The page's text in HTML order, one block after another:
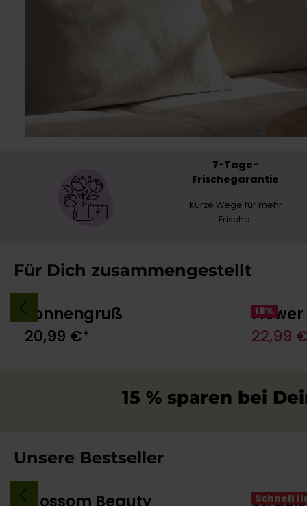
7-Tage-
Frischegarantie
Kurze Wege für mehr
Frische.
Produktgalerie überspringen
Für Dich zusammengestellt
In den Warenkorb
Sonnengruß
20,99 €*
18%
22,99
15 % sparen bei
Produktgalerie überspringen
Unsere Bestseller
Blossom Beauty
Schnell